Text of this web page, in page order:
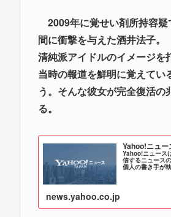
2009年に覚せい剤所持容疑
間に衝撃を与えた酒井法子。
清純派アイドルのイメージを
当時の報道を鮮明に覚えてい
う。そんな彼女が完全復活の
る。
Yahoo!ニュー
Yahoo!ニュース
信するニュース
個人の書き手が
news.yahoo.co.jp